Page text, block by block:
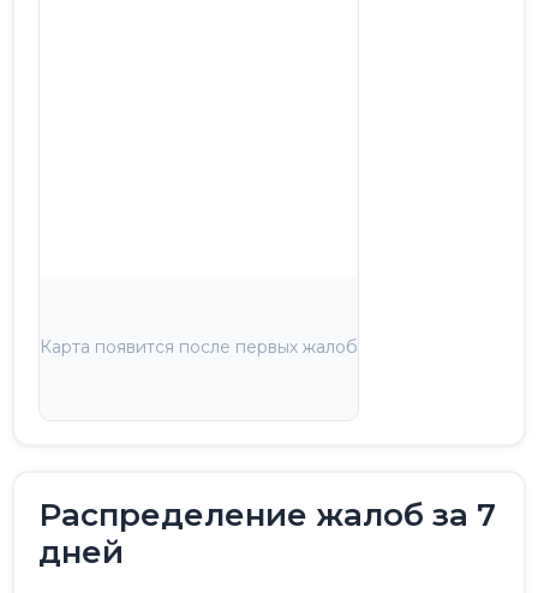
Карта появится после первых жалоб
Распределение жалоб за 7
дней